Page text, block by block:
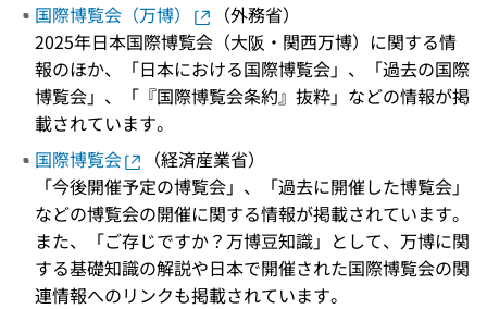
国際博覧会（万博）
（外務省）
2025年日本国際博覧会（大阪・関西万博）に関する情
報のほか、「日本における国際博覧会」、「過去の国際
博覧会」、「『国際博覧会条約』抜粋」などの情報が掲
載されています。
国際博覧会
（経済産業省）
「今後開催予定の博覧会」、「過去に開催した博覧会」
などの博覧会の開催に関する情報が掲載されています。
また、「ご存じですか？万博豆知識」として、万博に関
する基礎知識の解説や日本で開催された国際博覧会の関
連情報へのリンクも掲載されています。